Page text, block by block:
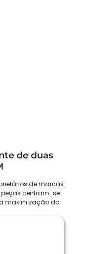
de duas
de marcas
peças centram-se
maximização do